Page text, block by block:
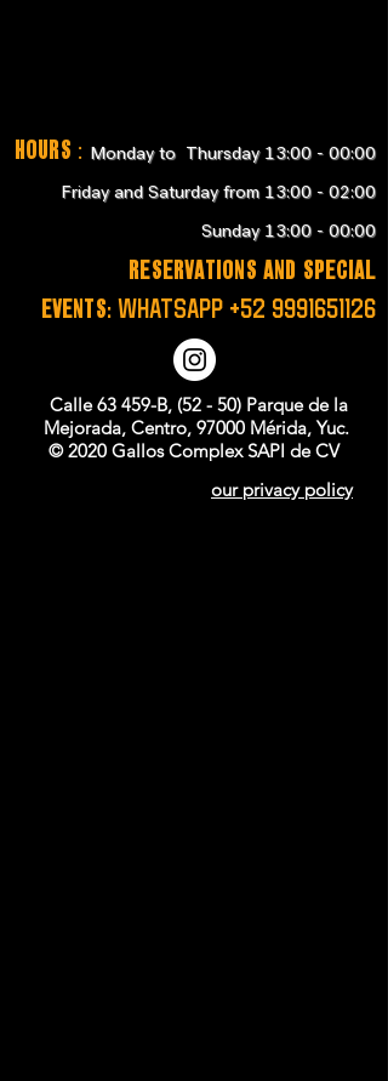
Hours : Monday to Thursday 13:00 - 00:00
Friday and Saturday from 13:00 - 02:00
Sunday 13:00 - 00:00
RESERVATIONS and SPECIAL
EVENTS: WHATSAPP +52 9991651126
Calle 63 459-B, (52 - 50) Parque de la
Mejorada, Centro, 97000 Mérida, Yuc.
© 2020 Gallos Complex SAPI de CV
our privacy policy